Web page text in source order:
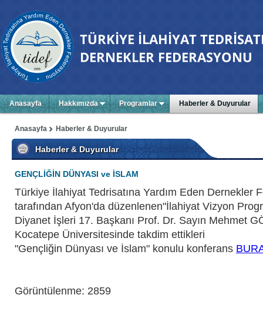
Anasayfa Hakkımızda Programlar Haberler & Duyurular
Haberler & Duyurular
Anasayfa
Haberler & Duyurular
GENÇLİĞİN DÜNYASI ve İSLAM
Türkiye İlahiyat Tedrisatına Yardım Eden Dernekler
tarafından Afyon'da düzenlenen"İlahiyat Vizyon
Diyanet İşleri 17. Başkanı Prof. Dr. Sayın Mehmet
Kocatepe Üniversitesinde takdim ettikleri
"Gençliğin Dünyası ve İslam" konulu konferans
Görüntülenme: 2859